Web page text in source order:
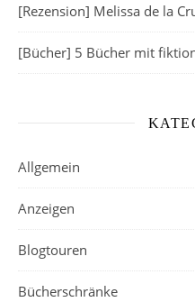
[Rezension] Melissa de la
[Bücher] 5 Bücher mit
Allgemein
Anzeigen
Blogtouren
Bücherschränke